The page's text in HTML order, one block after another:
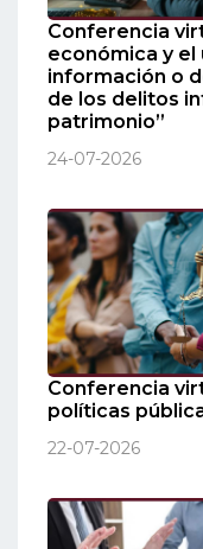
Conferencia
económica y el
información o
de los delitos
patrimonio”
24-07-2026
Conferencia
políticas
22-07-2026